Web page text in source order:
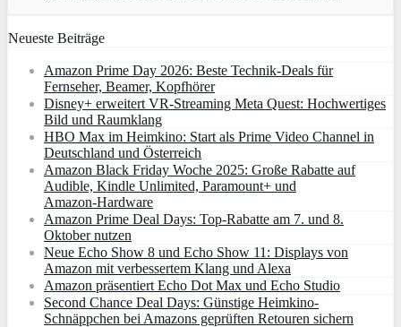
Neueste Beiträge
Amazon Prime Day 2026: Beste Technik-Deals für
Fernseher, Beamer, Kopfhörer
Disney+ erweitert VR‑Streaming Meta Quest: Hochwertiges
Bild und Raumklang
HBO Max im Heimkino: Start als Prime Video Channel in
Deutschland und Österreich
Amazon Black Friday Woche 2025: Große Rabatte auf
Audible, Kindle Unlimited, Paramount+ und
Amazon‑Hardware
Amazon Prime Deal Days: Top-Rabatte am 7. und 8.
Oktober nutzen
Neue Echo Show 8 und Echo Show 11: Displays von
Amazon mit verbessertem Klang und Alexa
Amazon präsentiert Echo Dot Max und Echo Studio
Second Chance Deal Days: Günstige Heimkino-
Schnäppchen bei Amazons geprüften Retouren sichern